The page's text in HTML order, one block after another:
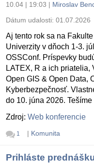
10.04 | 19:03 | Miroslav
Dátum udalosti: 01.07.2026
Aj tento rok sa na
Univerzity v dňoch 1-3.
OSSConf. Príspevky
LATEX, R a ich
Open GIS & Open Data,
Kyberbezpečnosť.
do 10. júna 2026.
Zdroj: Web konferencie
1 | Komunita
Prihláste